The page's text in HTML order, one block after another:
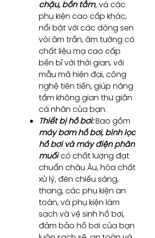
chậu, bồn tắm, và các
phụ kiện cao cấp khác,
nổi bật với các dòng sen
vòi âm trần, âm tường có
chất liệu mạ cao cấp
bền bỉ với thời gian, với
mẫu mã hiện đại, công
nghệ tiên tiến, giúp nâng
tầm không gian thư giãn
cá nhân của bạn.
Thiết bị hồ bơi:Bao gồm
máy bơm hồ bơi, bình lọc
hồ bơi và máy điện phân
muốicó chất lượng đạt
chuẩn châu Âu, hóa chất
xử lý, đèn chiếu sáng,
thang, các phụ kiện an
toàn, và phụ kiện làm
sạch và vệ sinh hồ bơi,
đảm bảo hồ bơi của bạn